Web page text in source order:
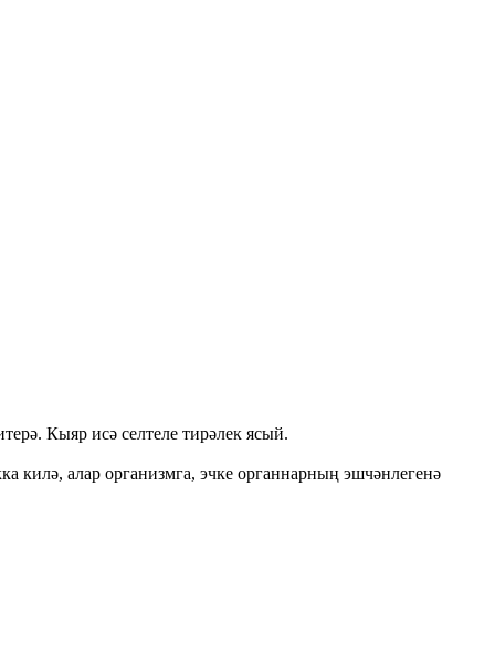
Кыяр исә селтеле тирәлек ясый.
килә, алар организмга, эчке органнарның эшчәнлегенә